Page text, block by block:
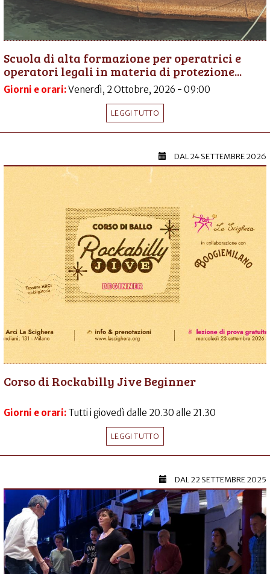
Scuola di alta formazione per operatrici e
operatori legali in materia di protezione...
Giorni e orari:Venerdì, 2 Ottobre, 2026 - 09:00
LEGGI TUTTO
DAL24 SETTEMBRE 2026
Corso di Rockabilly Jive Beginner
Giorni e orari: Tutti i giovedì dalle 20.30 alle 21.30
LEGGI TUTTO
DAL22 SETTEMBRE 2025